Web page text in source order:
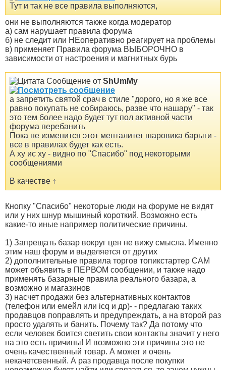
Тут и так не все правила выполняются,
они не выполняются также когда модератор
а) сам нарушает правила форума
б) не следит или НЕоперативно реагирует на проблемы
в) применяет Правила форума ВЫБОРОЧНО в
зависимости от настроения и магнитных бурь
Сообщение от ShUmMy
а запретить святой срач в стиле "дорого, но я же все
равно покупать не собираюсь, разве что нашару" - так
это тем более надо будет тут пол активной части
форума перебанить
Пока не изменится этот менталитет шаровика барыги -
все в правилах будет как есть.
А ху ис ху - видно по "Спасибо" под некоторыми
сообщениями
В качестве ↑
Кнопку "Спасибо" некоторые люди на форуме не видят
или у них шнур мышиный короткий. Возможно есть
какие-то иные например политические причины.
1) Запрещать базар вокруг цен не вижу смысла. Именно
этим наш форум и выделяется от других
2) дополнительные правила торгов топикстартер САМ
может объявить в ПЕРВОМ сообщении, и также надо
применять базарные правила реального базара, а
возможно и магазинов
3) насчет продажи без альтернативных контактов
(телефон или емейл или icq и др)- - предлагаю таких
продавцов поправлять и предупреждать, а на второй раз
просто удалять и банить. Почему так? Да потому что
если человек боится светить свои контакты значит у него
на это есть причины! И возможно эти причины это не
очень качественный товар. А может и очень
некачетсвенный. А раз продавца после покупки